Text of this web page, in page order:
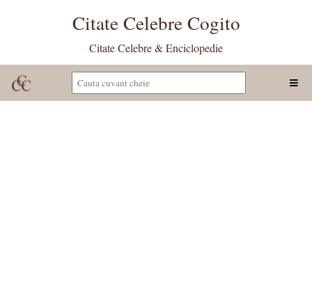
Citate Celebre Cogito
Citate Celebre & Enciclopedie